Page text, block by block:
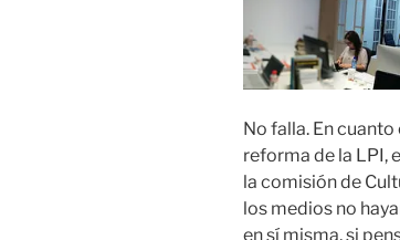
No falla. En
reforma de la LPI,
la comisión de
los medios no
en sí misma, si